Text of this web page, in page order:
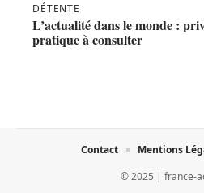
DÉTENTE
L’actualité dans le monde :
pratique à consulter
© 2025 | france-
Contact Mentions